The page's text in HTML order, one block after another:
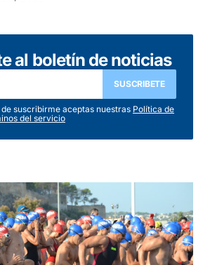
al boletín de noticias
SUSCRIBETE
suscribirme aceptas nuestras Política de
del servicio